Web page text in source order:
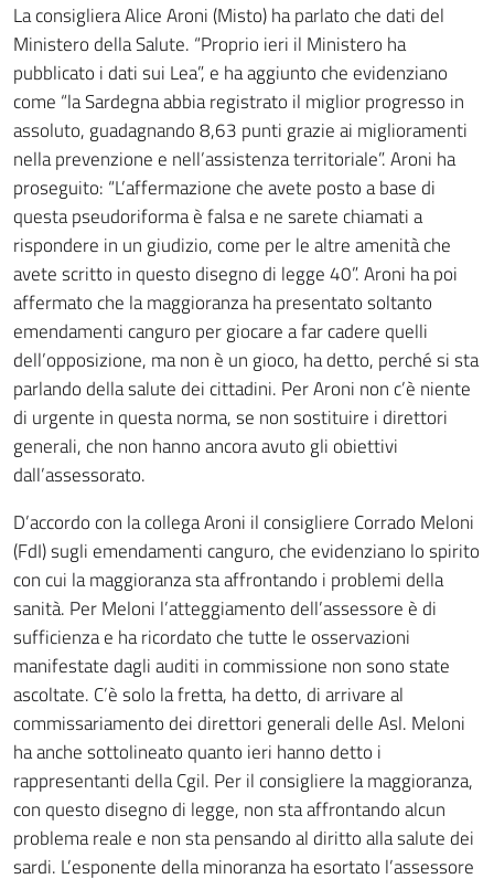
La consigliera Alice Aroni (Misto) ha parlato che dati del
Ministero della Salute. “Proprio ieri il Ministero ha
pubblicato i dati sui Lea”, e ha aggiunto che evidenziano
come “la Sardegna abbia registrato il miglior progresso in
assoluto, guadagnando 8,63 punti grazie ai miglioramenti
nella prevenzione e nell’assistenza territoriale”. Aroni ha
proseguito: “L’affermazione che avete posto a base di
questa pseudoriforma è falsa e ne sarete chiamati a
rispondere in un giudizio, come per le altre amenità che
avete scritto in questo disegno di legge 40”. Aroni ha poi
affermato che la maggioranza ha presentato soltanto
emendamenti canguro per giocare a far cadere quelli
dell’opposizione, ma non è un gioco, ha detto, perché si sta
parlando della salute dei cittadini. Per Aroni non c’è niente
di urgente in questa norma, se non sostituire i direttori
generali, che non hanno ancora avuto gli obiettivi
dall’assessorato.
D’accordo con la collega Aroni il consigliere Corrado Meloni
(FdI) sugli emendamenti canguro, che evidenziano lo spirito
con cui la maggioranza sta affrontando i problemi della
sanità. Per Meloni l’atteggiamento dell’assessore è di
sufficienza e ha ricordato che tutte le osservazioni
manifestate dagli auditi in commissione non sono state
ascoltate. C’è solo la fretta, ha detto, di arrivare al
commissariamento dei direttori generali delle Asl. Meloni
ha anche sottolineato quanto ieri hanno detto i
rappresentanti della Cgil. Per il consigliere la maggioranza,
con questo disegno di legge, non sta affrontando alcun
problema reale e non sta pensando al diritto alla salute dei
sardi. L’esponente della minoranza ha esortato l’assessore